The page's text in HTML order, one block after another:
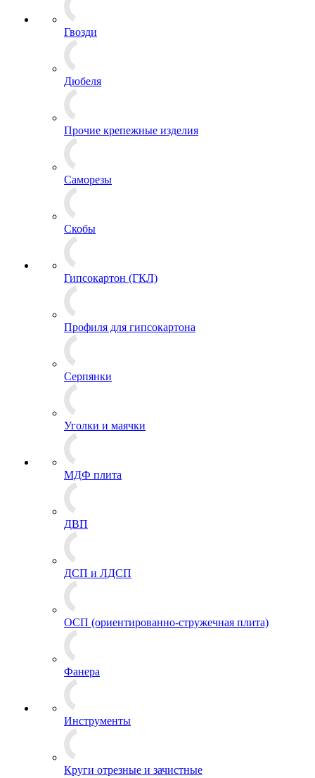
Гвозди
Дюбеля
Прочие крепежные изделия
Саморезы
Скобы
Гипсокартон (ГКЛ)
Профиля для гипсокартона
Серпянки
Уголки и маячки
МДФ плита
ДВП
ДСП и ЛДСП
ОСП (ориентированно-стружечная плита)
Фанера
Инструменты
Круги отрезные и зачистные